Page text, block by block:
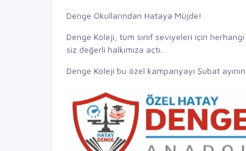
Denge Okullarından Hataya Müjde!
Denge Koleji, tüm sınıf seviyeleri için
siz değerli halkımıza açtı..
Denge Koleji bu özel kampanyayı Şubat